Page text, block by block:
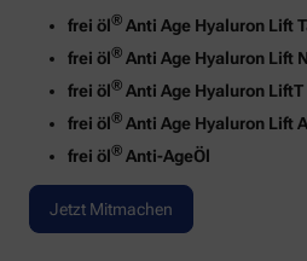
frei öl® Anti Age Hyaluron Lift
frei öl® Anti Age Hyaluron Lift
frei öl® Anti Age Hyaluron
frei öl® Anti Age Hyaluron Lift
frei öl® Anti-AgeÖl
Jetzt Mitmachen